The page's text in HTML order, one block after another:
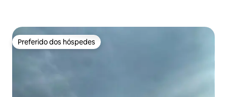
Preferido dos hóspedes
Preferido dos hóspedes